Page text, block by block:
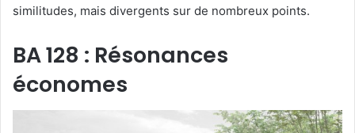
similitudes, mais divergents sur de nombreux points.
BA 128 : Résonances
économes